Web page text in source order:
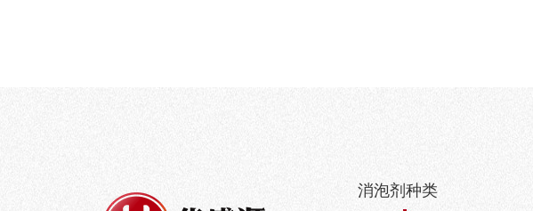
消泡剂种类